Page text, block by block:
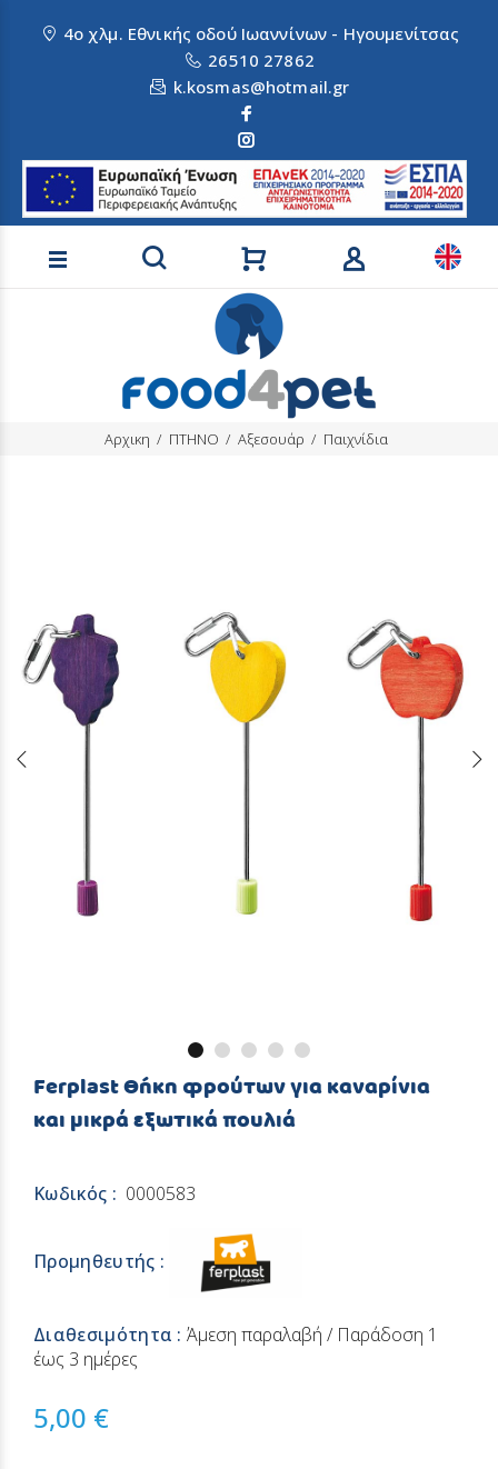
4ο χλμ. Εθνικής οδού Ιωαννίνων - Ηγουμενίτσας
26510 27862
k.kosmas@hotmail.gr
Αναζήτηση προϊόντων
Αρχικη ΠΤΗΝΟ Αξεσουάρ Παιχνίδια
Ferplast Θήκη φρούτων για καναρίνια
και μικρά εξωτικά πουλιά
Κωδικός : 0000583
Προμηθευτής :
Διαθεσιμότητα :Άμεση παραλαβή / Παράδoση 1
έως 3 ημέρες
5,00 €